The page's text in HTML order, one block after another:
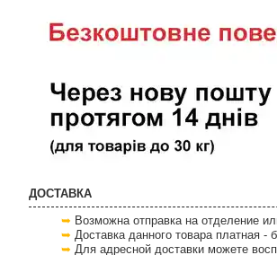
ДОСТАВКА
Возможна отправка на отделение
Доставка данного товара платная -
Для адресной доставки можете